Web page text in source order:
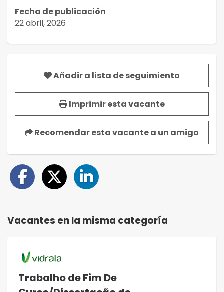
Fecha de publicación
22 abril, 2026
Añadir a lista de seguimiento
Imprimir esta vacante
Recomendar esta vacante a un amigo
Vacantes en la misma categoría
Trabalho de Fim De